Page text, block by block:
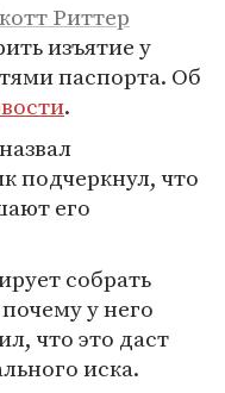
Риттер
изъятие у
паспорта. Об
.
подчеркнул, что
его
собрать
у него
что это даст
иска.